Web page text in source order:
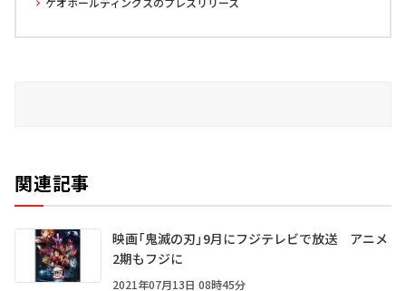
関連記事
映画「鬼滅の刃」9月にフジテレビで放送 アニメ
2期もフジに
2021年07月13日 08時45分